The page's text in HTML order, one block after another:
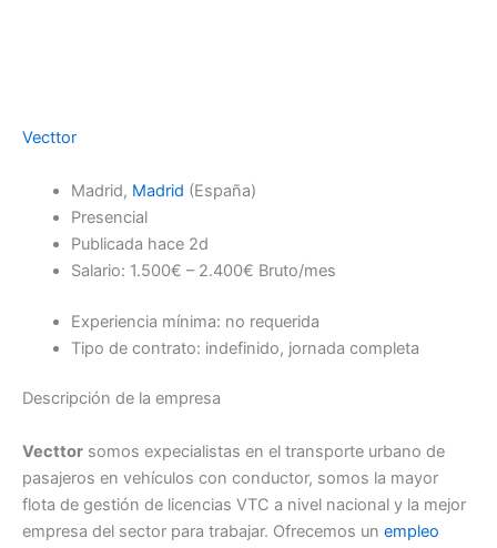
Vecttor
Madrid, Madrid (España)
Presencial
Publicada hace 2d
Salario: 1.500€ – 2.400€ Bruto/mes
Experiencia mínima: no requerida
Tipo de contrato: indefinido, jornada completa
Descripción de la empresa
Vecttor somos expecialistas en el transporte urbano de
pasajeros en vehículos con conductor, somos la mayor
flota de gestión de licencias VTC a nivel nacional y la mejor
empresa del sector para trabajar. Ofrecemos un empleo